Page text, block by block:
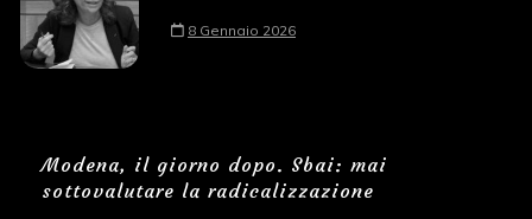
8 Gennaio 2026
Modena, il giorno dopo. Sbai: mai
sottovalutare la radicalizzazione